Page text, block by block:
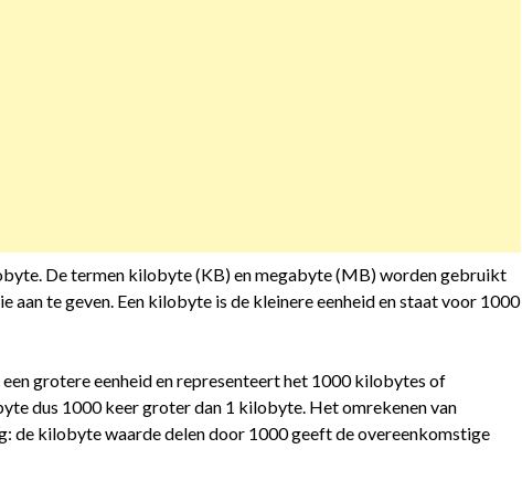
De termen kilobyte (KB) en megabyte (MB) worden gebruikt
aan te geven. Een kilobyte is de kleinere eenheid en staat voor 1000
grotere eenheid en representeert het 1000 kilobytes of
dus 1000 keer groter dan 1 kilobyte. Het omrekenen van
de kilobyte waarde delen door 1000 geeft de overeenkomstige